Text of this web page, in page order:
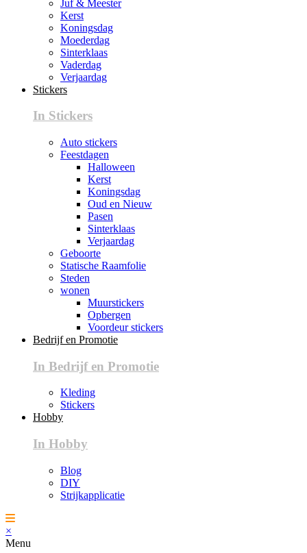
Juf & Meester
Kerst
Koningsdag
Moederdag
Sinterklaas
Vaderdag
Verjaardag
Stickers
In Stickers
Auto stickers
Feestdagen
Halloween
Kerst
Koningsdag
Oud en Nieuw
Pasen
Sinterklaas
Verjaardag
Geboorte
Statische Raamfolie
Steden
wonen
Muurstickers
Opbergen
Voordeur stickers
Bedrijf en Promotie
In Bedrijf en Promotie
Kleding
Stickers
Hobby
In Hobby
Blog
DIY
Strijkapplicatie
×
Menu